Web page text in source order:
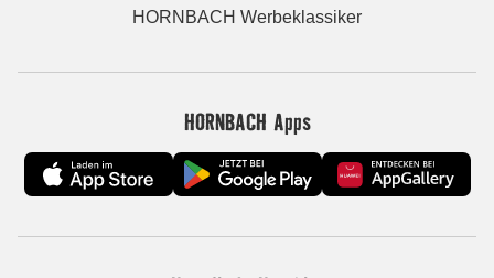
HORNBACH Werbeklassiker
HORNBACH Apps